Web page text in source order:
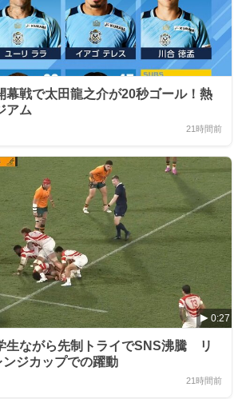
幕戦で太田龍之介が20秒ゴール！熱
アム
21時間前
0:27
生ながら先制トライでSNS沸騰 リ
ジカップでの躍動
21時間前